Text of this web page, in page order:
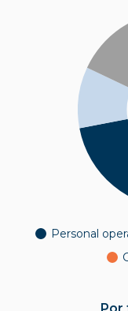
Personal